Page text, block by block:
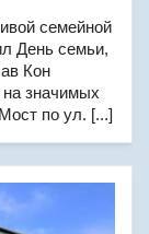
семейной
День семьи,
Кон
на значимых
по ул. [...]